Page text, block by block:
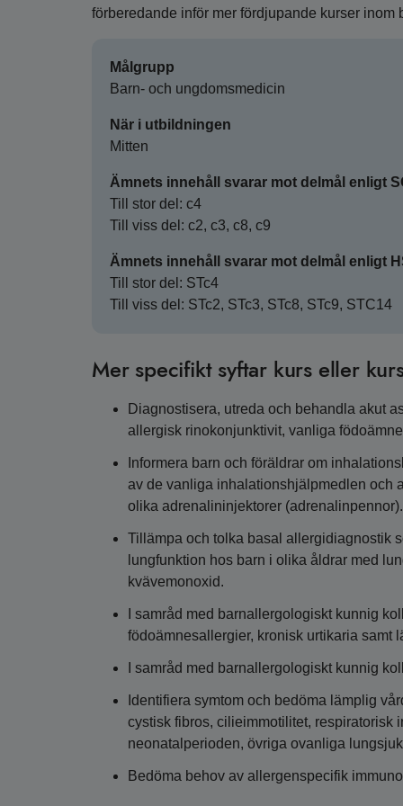
förberedande inför mer fördjupande kurser inom
Målgrupp
Barn- och ungdomsmedicin
När i utbildningen
Mitten
Ämnets innehåll svarar mot delmål enligt
Till stor del: c4
Till viss del: c2, c3, c8, c9
Ämnets innehåll svarar mot delmål enligt
Till stor del: STc4
Till viss del: STc2, STc3, STc8, STc9, STC14
Mer specifikt syftar kurs eller
Diagnostisera, utreda och behandla akut
allergisk rinokonjunktivit, vanliga
Informera barn och föräldrar om
av de vanliga inhalationshjälpmedlen och
olika adrenalininjektorer
Tillämpa och tolka basal allergidiagnostik
lungfunktion hos barn i olika åldrar med
kvävemonoxid.
I samråd med barnallergologiskt kunnig
födoämnesallergier, kronisk urtikaria samt
I samråd med barnallergologiskt kunnig
Identifiera symtom och bedöma lämplig
cystisk fibros, cilieimmotilitet, respiratorisk
neonatalperioden, övriga ovanliga
Bedöma behov av allergenspecifik